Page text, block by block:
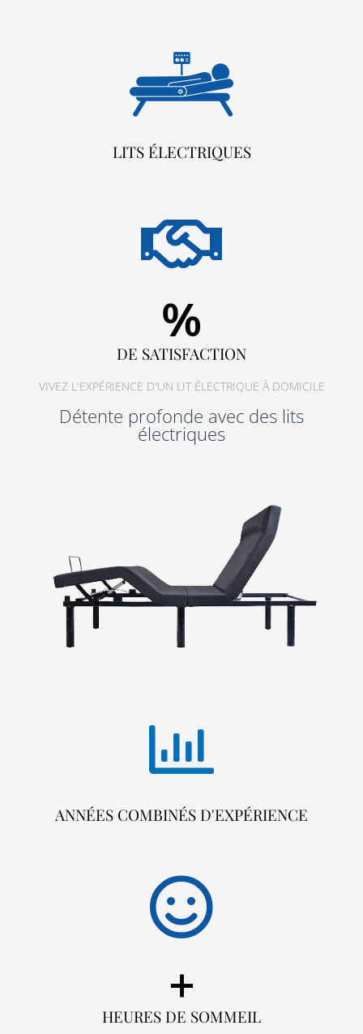
LITS ÉLECTRIQUES
DE SATISFACTION
%
VIVEZ L'EXPÉRIENCE D'UN LIT ÉLECTRIQUE À DOMICILE
Détente profonde avec des lits
électriques
ANNÉES COMBINÉS D'EXPÉRIENCE
HEURES DE SOMMEIL
+